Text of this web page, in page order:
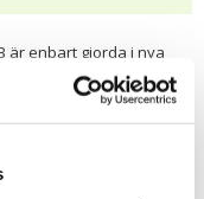
är enbart gjorda i nya
EN 71-1/2.
av bakterier och